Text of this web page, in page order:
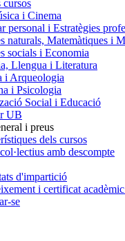
cursos
i Cinema
personal i Estratègies
naturals, Matemàtiques i
socials i Economia
Llengua i Literatura
i Arqueologia
i Psicologia
Social i Educació
UB
i preus
dels cursos
amb descompte
d'impartició
i certificat
se